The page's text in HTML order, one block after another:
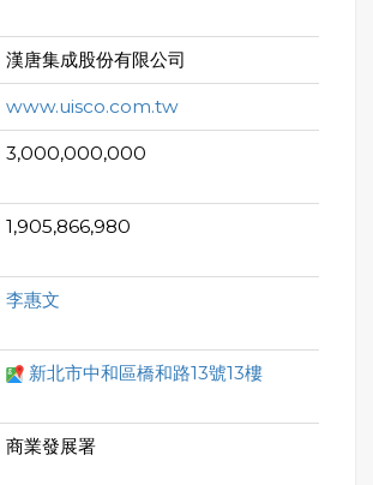
漢唐集成股份有限公司
www.uisco.com.tw
3,000,000,000
1,905,866,980
李惠文
新北市中和區橋和路13號13樓
商業發展署